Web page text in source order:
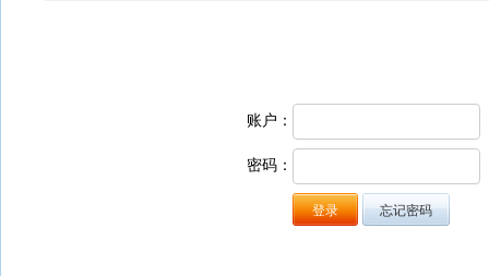
账户：
密码：